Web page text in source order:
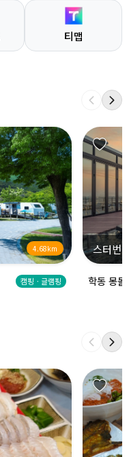
티맵
4.68km
캠핑ㆍ글램핑
스터번
학동 몽